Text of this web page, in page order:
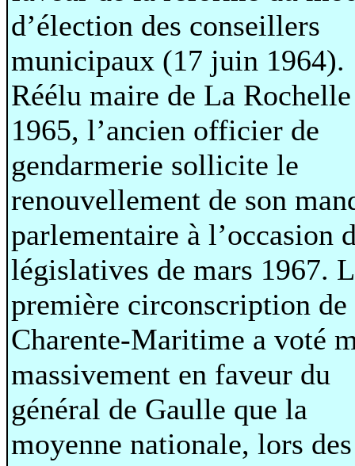
d’élection des conseillers
municipaux (17 juin 1964).
Réélu maire de La
1965, l’ancien officier de
gendarmerie sollicite le
renouvellement de son
parlementaire à l’occasion
législatives de mars 1967.
première circonscription de
Charente-Maritime a voté
massivement en faveur du
général de Gaulle que la
moyenne nationale, lors des